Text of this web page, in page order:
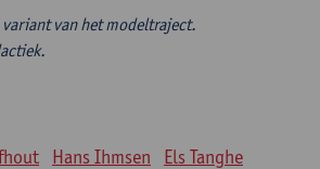
variant van het modeltraject.
Hans Ihmsen Els Tanghe